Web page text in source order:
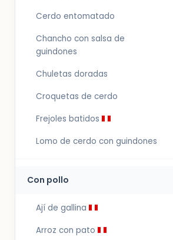
Cerdo entomatado
Chancho con salsa de
guindones
Chuletas doradas
Croquetas de cerdo
Frejoles batidos
Lomo de cerdo con guindones
Con pollo
Ají de gallina
Arroz con pato